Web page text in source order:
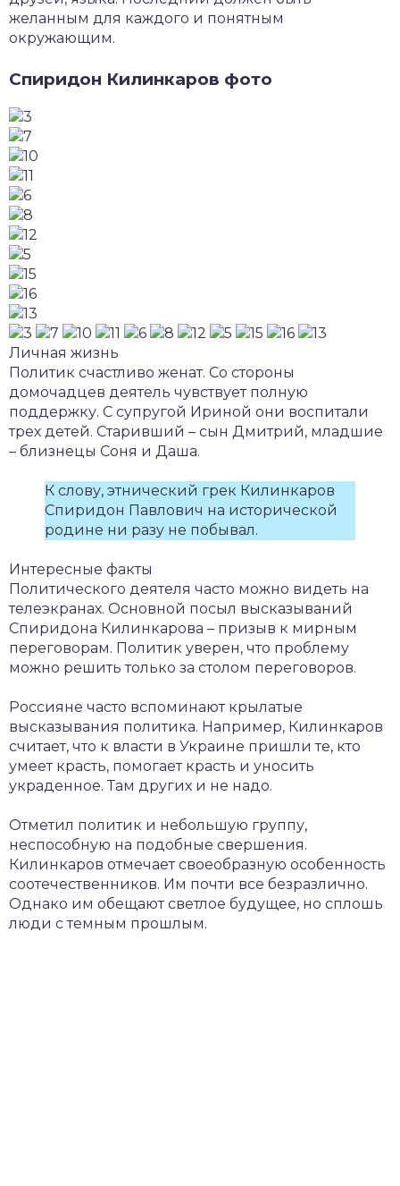
желанным для каждого и понятным
окружающим.
Спиридон Килинкаров фото
Личная жизнь
Политик счастливо женат. Со стороны
домочадцев деятель чувствует полную
поддержку. С супругой Ириной они воспитали
трех детей. Старивший – сын Дмитрий, младшие
– близнецы Соня и Даша.
К слову, этнический грек Килинкаров
Спиридон Павлович на исторической
родине ни разу не побывал.
Интересные факты
Политического деятеля часто можно видеть на
телеэкранах. Основной посыл высказываний
Спиридона Килинкарова – призыв к мирным
переговорам. Политик уверен, что проблему
можно решить только за столом переговоров.
Россияне часто вспоминают крылатые
высказывания политика. Например, Килинкаров
считает, что к власти в Украине пришли те, кто
умеет красть, помогает красть и уносить
украденное. Там других и не надо.
Отметил политик и небольшую группу,
неспособную на подобные свершения.
Килинкаров отмечает своеобразную особенность
соотечественников. Им почти все безразлично.
Однако им обещают светлое будущее, но сплошь
люди с темным прошлым.